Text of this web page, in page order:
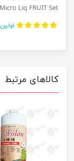
Micro Liq FRUIT Set
کالاهای مرتبط